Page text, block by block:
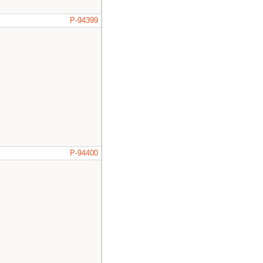
P-94399
P-94400